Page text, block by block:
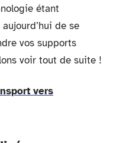
étant
de se
vos supports
voir tout de suite !
vers